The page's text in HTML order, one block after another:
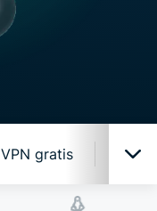
gratis